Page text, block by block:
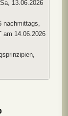
13.06.2026
nachmittags,
am 14.06.2026